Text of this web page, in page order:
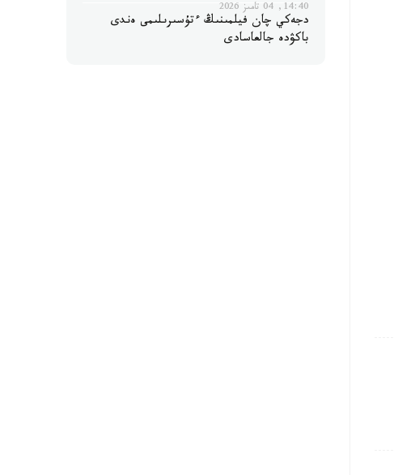
14:40, 04 تامىز 2026
دجەكي چان فيلمىنىڭ ءتۇسىرىلىمى ەندى
باكۋدە جالعاسادى